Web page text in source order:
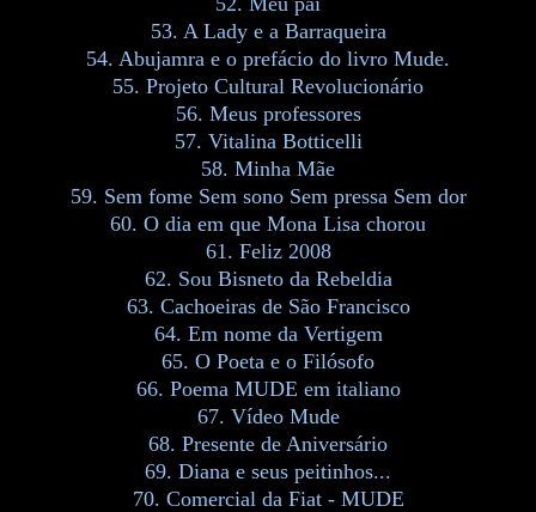
53. A Lady e a Barraqueira
54. Abujamra e o prefácio do livro Mude.
55. Projeto Cultural Revolucionário
56. Meus professores
57. Vitalina Botticelli
58. Minha Mãe
59. Sem fome Sem sono Sem pressa Sem dor
60. O dia em que Mona Lisa chorou
61. Feliz 2008
62. Sou Bisneto da Rebeldia
63. Cachoeiras de São Francisco
64. Em nome da Vertigem
65. O Poeta e o Filósofo
66. Poema MUDE em italiano
67. Vídeo Mude
68. Presente de Aniversário
69. Diana e seus peitinhos...
70. Comercial da Fiat - MUDE